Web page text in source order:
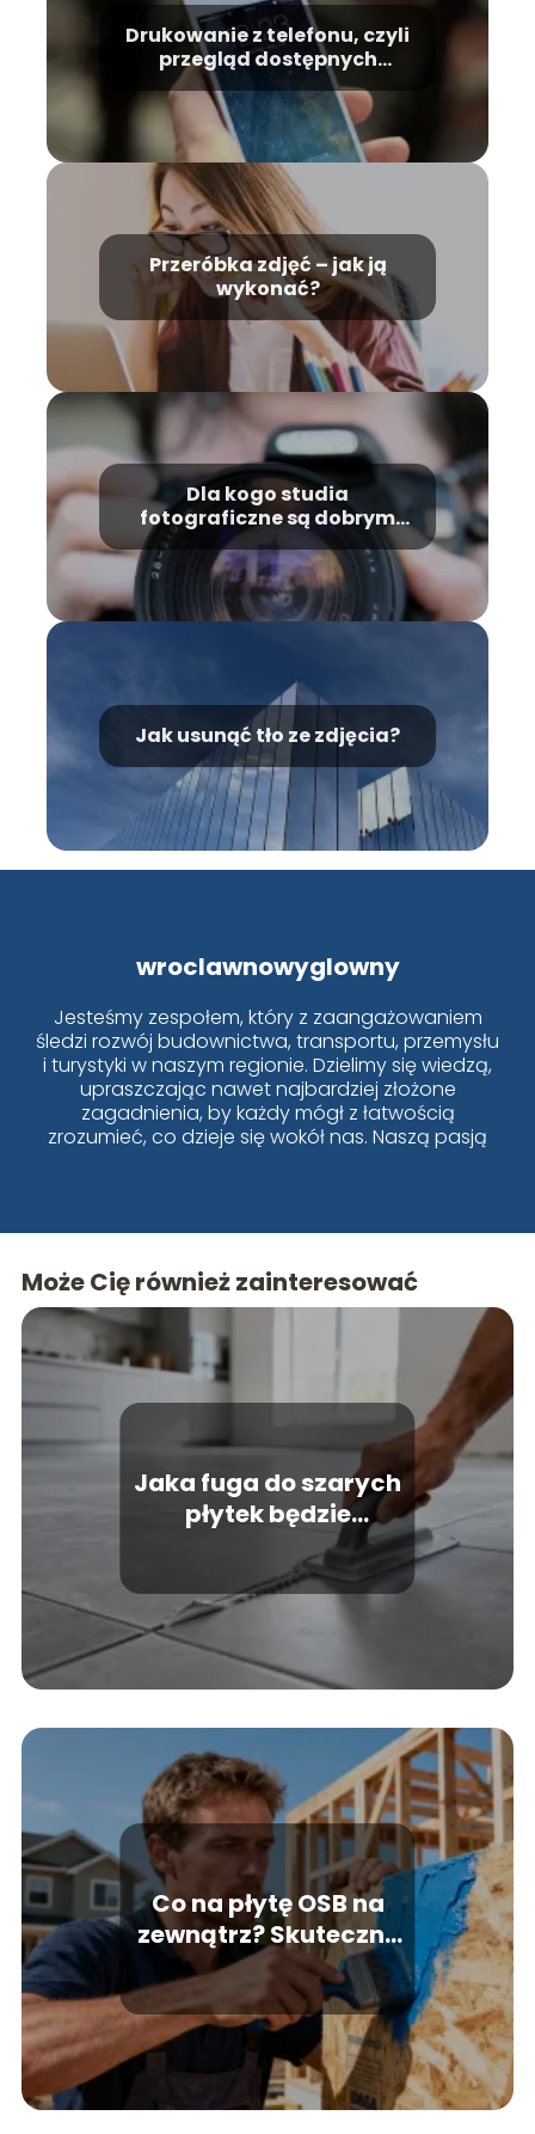
Drukowanie z telefonu, czyli
przegląd dostępnych
technologii
Przeróbka zdjęć – jak ją
wykonać?
Dla kogo studia
fotograficzne są dobrym
wyborem?
Jak usunąć tło ze zdjęcia?
wroclawnowyglowny
Jesteśmy zespołem, który z zaangażowaniem
śledzi rozwój budownictwa, transportu, przemysłu
i turystyki w naszym regionie. Dzielimy się wiedzą,
upraszczając nawet najbardziej złożone
zagadnienia, by każdy mógł z łatwością
zrozumieć, co dzieje się wokół nas. Naszą pasją
Może Cię również zainteresować
Jaka fuga do szarych
płytek będzie
najlepszym wyborem?
Co na płytę OSB na
zewnątrz? Skuteczne
zabezpieczenie przed
wilgocią